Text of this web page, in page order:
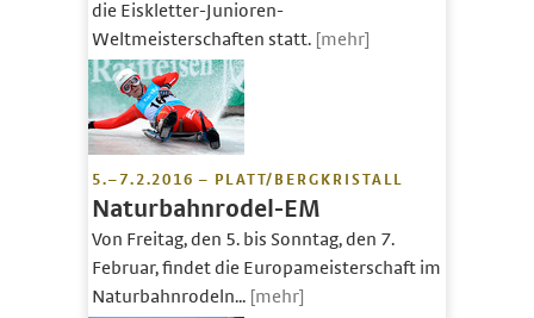
die Eiskletter-Junioren-
Weltmeisterschaften statt. [mehr]
5.–7.2.2016 – PLATT/BERGKRISTALL
Naturbahnrodel-EM
Von Freitag, den 5. bis Sonntag, den 7.
Februar, findet die Europameisterschaft im
Naturbahnrodeln... [mehr]